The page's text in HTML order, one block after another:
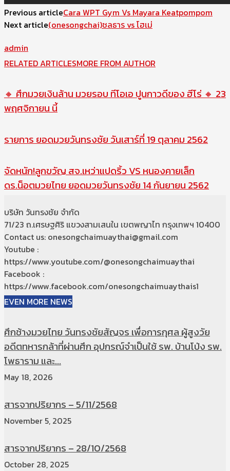
Previous articleCara WPT Gym Vs Mayara Keatpompom
Next article(onesongchai)ชลธาร vs โฮเม่
admin
RELATED ARTICLESMORE FROM AUTHOR
🔸 ศึกมวยเงินล้าน มวยรอบ ทีโอเอ ปูนกาวดีของ ฮีโร่ 🔸 23
พฤศจิกายน นี้
รายการ ยอดมวยวันทรงชัย วันเสาร์ที่ 19 ตุลาคม 2562
จัดหนัก!ลูกขวัญ สจ.เหว่าแปดริ้ว VS หนองคายเล็ก
ดร.น็อตมวยไทย ยอดมวยวันทรงชัย 14 กันยายน 2562
บริษัท วันทรงชัย จำกัด
71/23 ถ.เศรษฐศิริ แขวงสามเสนใน เขตพญาไท กรุงเทพฯ 10400
Contact us: onesongchaimuaythai@gmail.com
Youtube :
https://www.youtube.com/@onesongchaimuaythai
Facebook :
https://www.facebook.com/onesongchaimuaythais1
EVEN MORE NEWS
ศึกช้างมวยไทย วันทรงชัยสัญจร เพื่อการกุศล ผู้สูงวัย
อดีตทหารกล้าที่ผ่านศึก อุปกรณ์จำเป็นใช้ รพ. บ้านโป่ง รพ.
โพธาราม และ...
May 18, 2026
สารจากปริยากร – 5/11/2568
November 5, 2025
สารจากปริยากร – 28/10/2568
October 28, 2025